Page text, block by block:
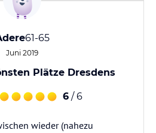
61-65
Juni 2019
Plätze Dresdens
6 / 6
wieder (nahezu